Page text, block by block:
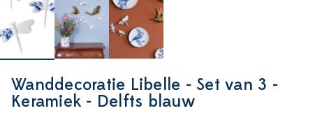
Wanddecoratie Libelle - Set van 3 -
Keramiek - Delfts blauw